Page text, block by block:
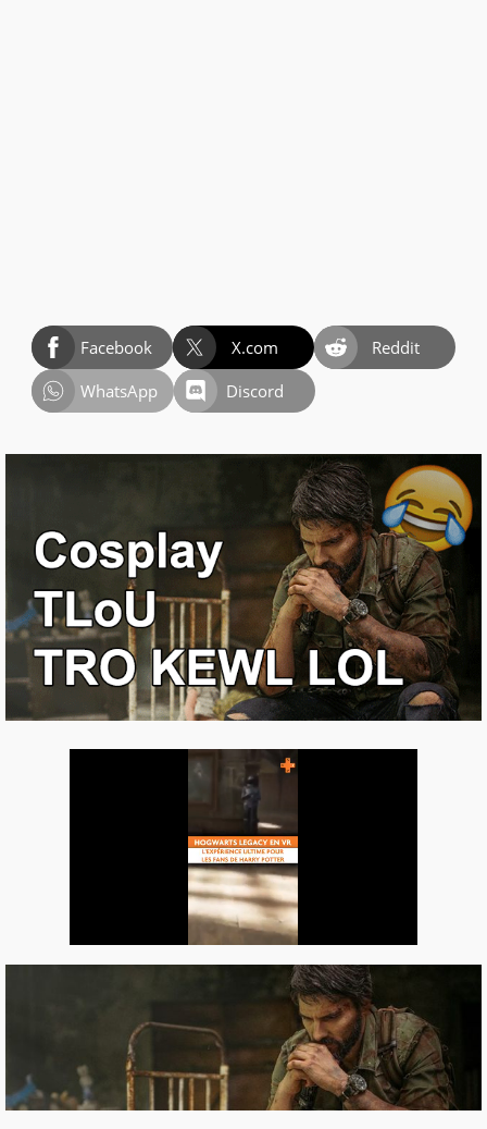
Facebook X.com
Reddit
WhatsApp
Discord